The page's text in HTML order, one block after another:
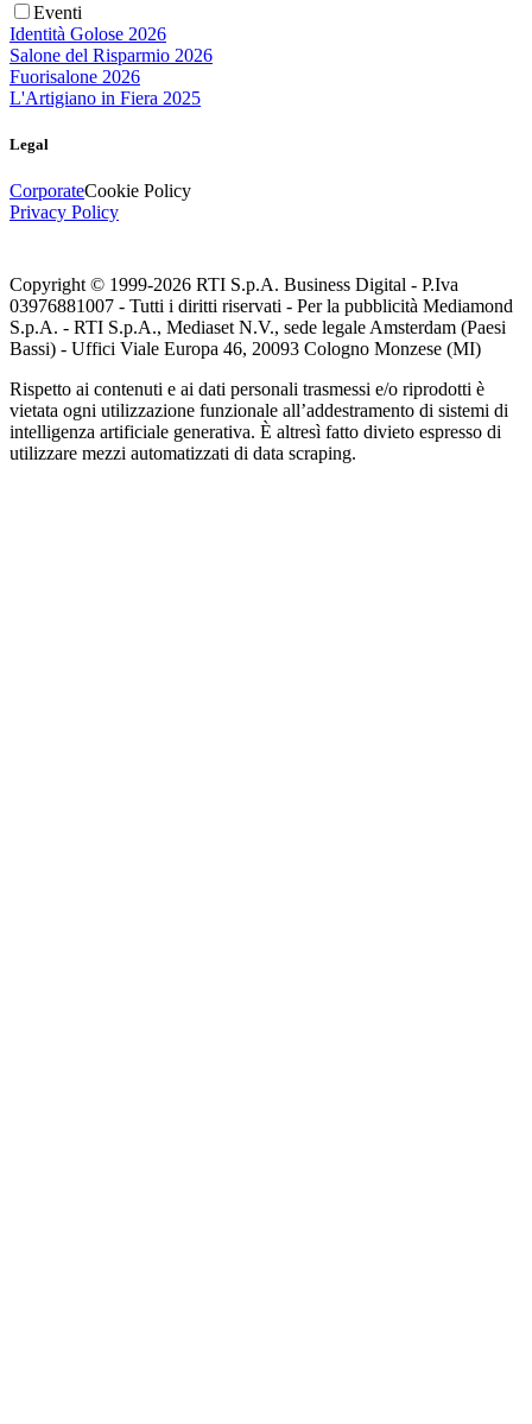
Eventi
Identità Golose 2026
Salone del Risparmio 2026
Fuorisalone 2026
L'Artigiano in Fiera 2025
Legal
CorporateCookie Policy
Privacy Policy
Copyright © 1999-2026 RTI S.p.A. Business Digital - P.Iva
03976881007 - Tutti i diritti riservati - Per la pubblicità Mediamond
S.p.A. - RTI S.p.A., Mediaset N.V., sede legale Amsterdam (Paesi
Bassi) - Uffici Viale Europa 46, 20093 Cologno Monzese (MI)
Rispetto ai contenuti e ai dati personali trasmessi e/o riprodotti è
vietata ogni utilizzazione funzionale all’addestramento di sistemi di
intelligenza artificiale generativa. È altresì fatto divieto espresso di
utilizzare mezzi automatizzati di data scraping.